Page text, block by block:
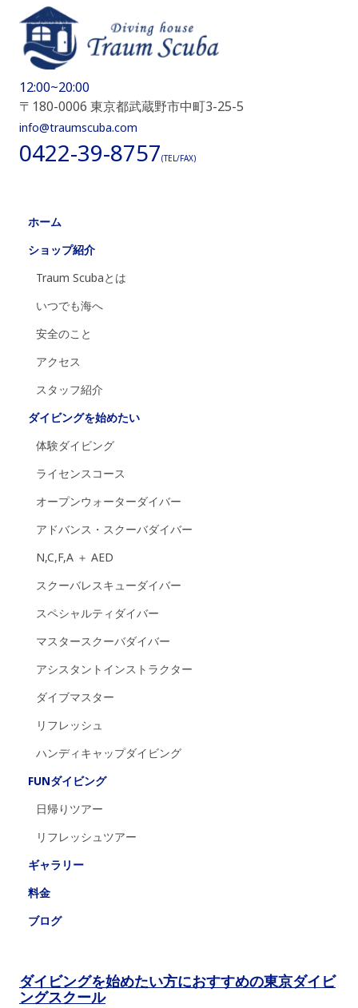
12:00~20:00
〒180-0006 東京都武蔵野市中町3-25-5
info@traumscuba.com
0422-39-8757(TEL/FAX)
ホーム
ショップ紹介
Traum Scubaとは
いつでも海へ
安全のこと
アクセス
スタッフ紹介
ダイビングを始めたい
体験ダイビング
ライセンスコース
オープンウォーターダイバー
アドバンス・スクーバダイバー
N,C,F,A ＋ AED
スクーバレスキューダイバー
スペシャルティダイバー
マスタースクーバダイバー
アシスタントインストラクター
ダイブマスター
リフレッシュ
ハンディキャップダイビング
FUNダイビング
日帰りツアー
リフレッシュツアー
ギャラリー
料金
ブログ
ダイビングを始めたい方におすすめの東京ダイビ
ングスクール